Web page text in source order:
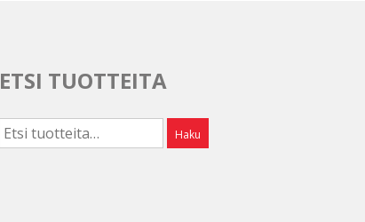
ETSI TUOTTEITA
Etsi: Haku